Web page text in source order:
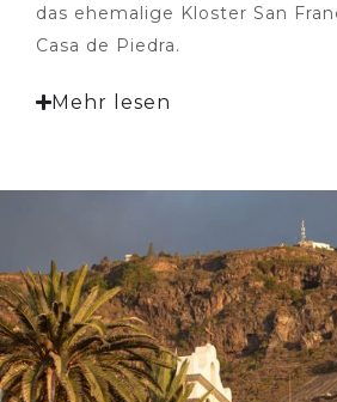
das ehemalige Kloster San
Casa de Piedra.
Mehr lesen